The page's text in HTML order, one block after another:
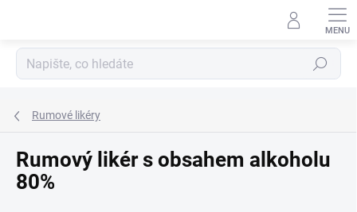
Hledat
Rumové likéry
Rumový likér s obsahem alkoholu
80%